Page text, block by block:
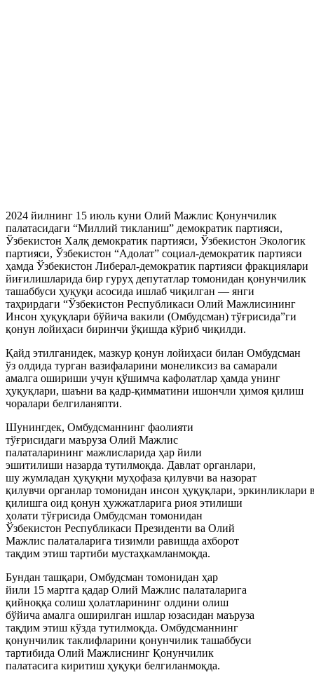
2024 йилнинг 15 июль куни Олий Мажлис Қонунчилик
палатасидаги “Миллий тикланиш” демократик партияси,
Ўзбекистон Халқ демократик партияси, Ўзбекистон Экологик
партияси, Ўзбекистон “Адолат” социал-демократик партияси
ҳамда Ўзбекистон Либерал-демократик партияси фракциялари
йиғилишларида бир гуруҳ депутатлар томонидан қонунчилик
ташаббуси ҳуқуқи асосида ишлаб чиқилган — янги
таҳрирдаги “Ўзбекистон Республикаси Олий Мажлисининг
Инсон ҳуқуқлари бўйича вакили (Омбудсман) тўғрисида”ги
қонун лойиҳаси биринчи ўқишда кўриб чиқилди.
Қайд этилганидек, мазкур қонун лойиҳаси билан Омбудсман
ўз олдида турган вазифаларини монеликсиз ва самарали
амалга ошириши учун қўшимча кафолатлар ҳамда унинг
ҳуқуқлари, шаъни ва қадр-қимматини ишончли ҳимоя қилиш
чоралари белгиланяпти.
Шунингдек, Омбудсманнинг фаолияти
тўғрисидаги маъруза Олий Мажлис
палаталарининг мажлисларида ҳар йили
эшитилиши назарда тутилмоқда. Давлат органлари,
шу жумладан ҳуқуқни муҳофаза қилувчи ва назорат
қилувчи органлар томонидан инсон ҳуқуқлари,
қилишга оид қонун ҳужжатларига риоя этилиши
ҳолати тўғрисида Омбудсман томонидан
Ўзбекистон Республикаси Президенти ва Олий
Мажлис палаталарига тизимли равишда ахборот
тақдим этиш тартиби мустаҳкамланмоқда.
Бундан ташқари, Омбудсман томонидан ҳар
йили 15 мартга қадар Олий Мажлис палаталарига
қийноққа солиш ҳолатларининг олдини олиш
бўйича амалга оширилган ишлар юзасидан маъруза
тақдим этиш кўзда тутилмоқда. Омбудсманнинг
қонунчилик таклифларини қонунчилик ташаббуси
тартибида Олий Мажлиснинг Қонунчилик
палатасига киритиш ҳуқуқи белгиланмоқда.